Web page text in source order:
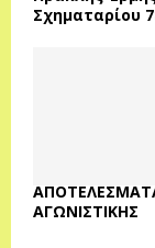
Σχηματαρίου
ΑΓΩΝΙΣΤΙΚΗΣ